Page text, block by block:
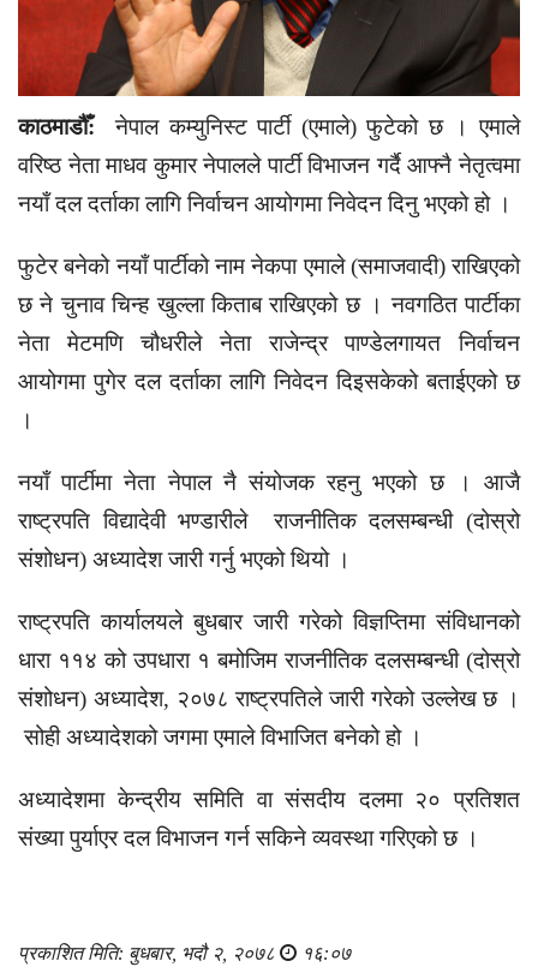
काठमाडौँ: नेपाल कम्युनिस्ट पार्टी (एमाले) फुटेको छ । एमाले
वरिष्ठ नेता माधव कुमार नेपालले पार्टी विभाजन गर्दै आफ्नै नेतृत्वमा
नयाँ दल दर्ताका लागि निर्वाचन आयोगमा निवेदन दिनु भएको हो ।
फुटेर बनेको नयाँ पार्टीको नाम नेकपा एमाले (समाजवादी) राखिएको
छ ने चुनाव चिन्ह खुल्ला किताब राखिएको छ । नवगठित पार्टीका
नेता मेटमणि चौधरीले नेता राजेन्द्र पाण्डेलगायत निर्वाचन
आयोगमा पुगेर दल दर्ताका लागि निवेदन दिइसकेको बताईएको छ
।
नयाँ पार्टीमा नेता नेपाल नै संयोजक रहनु भएको छ । आजै
राष्ट्रपति विद्यादेवी भण्डारीले राजनीतिक दलसम्बन्धी (दोस्रो
संशोधन) अध्यादेश जारी गर्नु भएको थियो ।
राष्ट्रपति कार्यालयले बुधबार जारी गरेको विज्ञप्तिमा संविधानको
धारा ११४ को उपधारा १ बमोजिम राजनीतिक दलसम्बन्धी (दोस्रो
संशोधन) अध्यादेश, २०७८ राष्ट्रपतिले जारी गरेको उल्लेख छ ।
सोही अध्यादेशको जगमा एमाले विभाजित बनेको हो ।
अध्यादेशमा केन्द्रीय समिति वा संसदीय दलमा २० प्रतिशत
संख्या पुर्याएर दल विभाजन गर्न सकिने व्यवस्था गरिएको छ ।
प्रकाशित मिति: बुधबार, भदौ २, २०७८ १६:०७